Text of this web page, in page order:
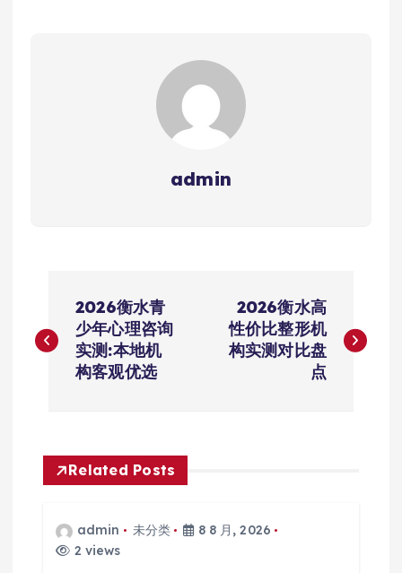
admin
章
2026衡水青
少年心理咨询
实测:本地机
构客观优选
2026衡水高
性价比整形机
构实测对比盘
点
Related Posts
admin 未分类
8 8 月, 2026
2 views